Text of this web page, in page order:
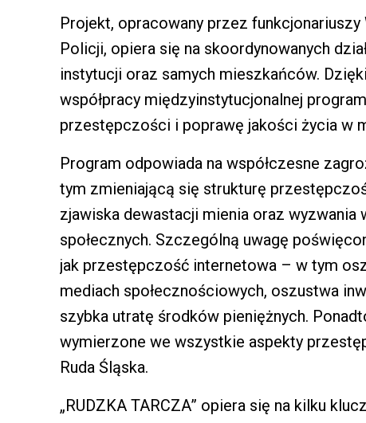
Projekt, opracowany przez
Policji, opiera się na skoordynowanych
instytucji oraz samych mieszkańców.
współpracy międzyinstytucjonalnej
przestępczości i poprawę jakości życia w
Program odpowiada na współczesne
tym zmieniającą się strukturę
zjawiska dewastacji mienia oraz wyzwania
społecznych. Szczególną uwagę
jak przestępczość internetowa – w tym
mediach społecznościowych, oszustwa
szybka utratę środków pieniężnych.
wymierzone we wszystkie aspekty
Ruda Śląska.
„RUDZKA TARCZA” opiera się na kilku